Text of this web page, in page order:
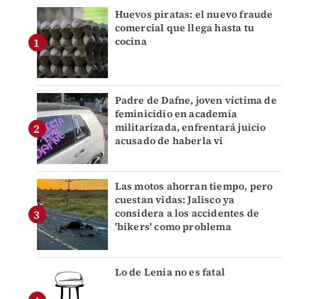
Huevos piratas: el nuevo fraude
comercial que llega hasta tu
cocina
Padre de Dafne, joven víctima de
feminicidio en academia
militarizada, enfrentará juicio
acusado de haberla vi
Las motos ahorran tiempo, pero
cuestan vidas: Jalisco ya
considera a los accidentes de
'bikers' como problema
Lo de Lenia no es fatal